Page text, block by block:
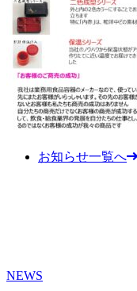
お知らせ一覧へ
NEWS